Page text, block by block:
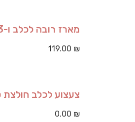
מארז רובה לכלב ו-3 כדורים
119.00 ₪
צעצוע לכלב חולצת טי עם
0.00 ₪